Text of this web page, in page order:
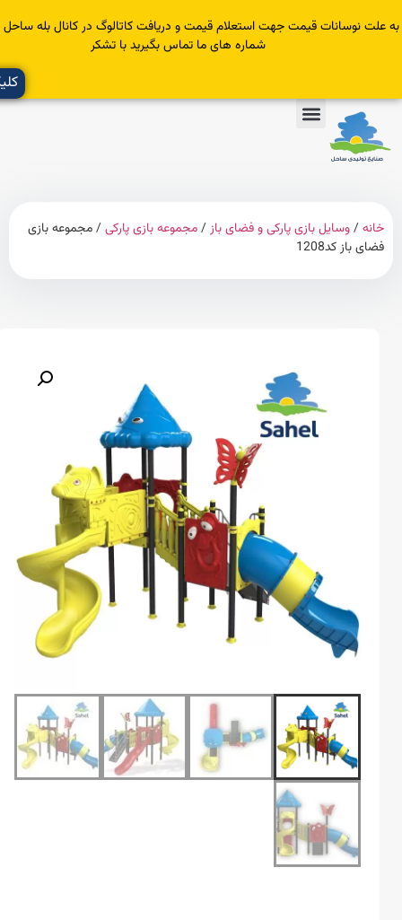
قیمت جهت استعلام قیمت و دریافت کاتالوگ در کانال بله ساحل عضو یا با
شماره های ما تماس بگیرید با تشکر
کلیک کنید
وسایل بازی پارکی و فضای باز/مجموعه بازی پارکی/ مجموعه بازی
کد1208